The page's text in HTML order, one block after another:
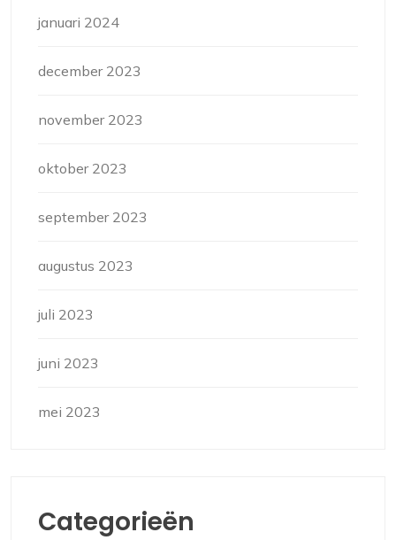
januari 2024
december 2023
november 2023
oktober 2023
september 2023
augustus 2023
juli 2023
juni 2023
mei 2023
Categorieën